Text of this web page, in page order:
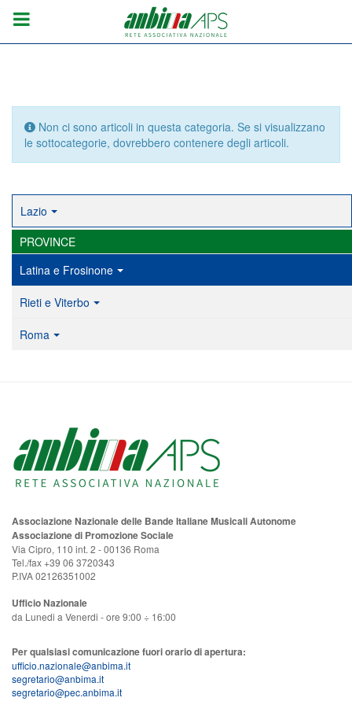
Info
Non ci sono articoli in questa categoria. Se si visualizzano
le sottocategorie, dovrebbero contenere degli articoli.
Lazio
PROVINCE
Latina e Frosinone
Rieti e Viterbo
Roma
Associazione Nazionale delle Bande Italiane Musicali Autonome
Associazione di Promozione Sociale
Via Cipro, 110 int. 2 - 00136 Roma
Tel./fax +39 06 3720343
P.IVA 02126351002
Ufficio Nazionale
da Lunedi a Venerdi - ore 9:00 ÷ 16:00
Per qualsiasi comunicazione fuori orario di apertura:
ufficio.nazionale@anbima.it
segretario@anbima.it
segretario@pec.anbima.it